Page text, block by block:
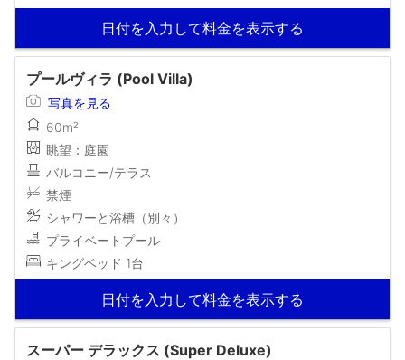
日付を入力して料金を表示する
プールヴィラ (Pool Villa)
写真を見る
60m²
眺望：庭園
バルコニー/テラス
禁煙
シャワーと浴槽（別々）
プライベートプール
キングベッド 1台
日付を入力して料金を表示する
スーパー デラックス (Super Deluxe)